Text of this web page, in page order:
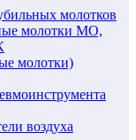
молотков
молотки МО,
молотки)
воздуха